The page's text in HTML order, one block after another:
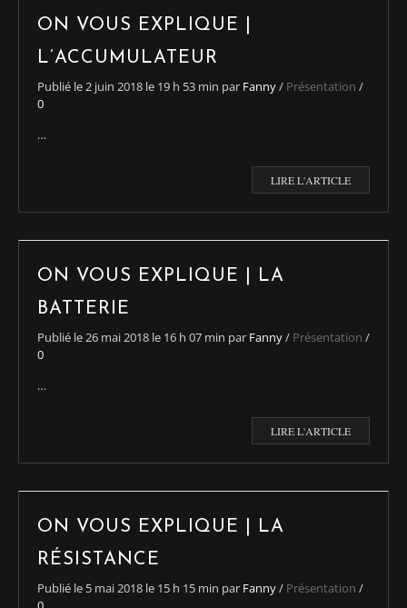
ON VOUS EXPLIQUE |
L’ACCUMULATEUR
Publié le2 juin 2018 le 19 h 53 min par Fanny/ Présentation /
0
…
LIRE L'ARTICLE
ON VOUS EXPLIQUE | LA
BATTERIE
Publié le26 mai 2018 le 16 h 07 min par Fanny/ Présentation /
0
…
LIRE L'ARTICLE
ON VOUS EXPLIQUE | LA
RÉSISTANCE
Publié le 5 mai 2018 le 15 h 15 min par Fanny/ Présentation /